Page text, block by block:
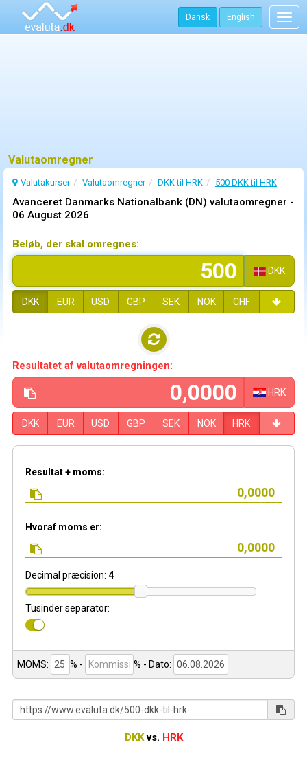
Dansk English
Valutaomregner
Valutakurser Valutaomregner DKK til HRK 500 DKK til HRK
Avanceret Danmarks Nationalbank (DN) valutaomregner -
06 August 2026
Beløb, der skal omregnes:
DKK
DKK EUR USD GBP SEK NOK CHF
Resultatet af valutaomregningen:
HRK
DKK EUR USD GBP SEK NOK HRK
Resultat + moms:
Hvoraf moms er:
Decimal præcision: 4
Tusinder separator:
MOMS: % - % - Dato:
DKKvs. HRK